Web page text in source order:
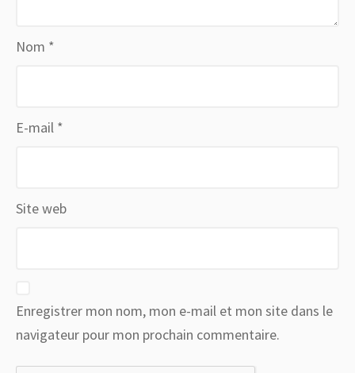
Nom *
E-mail *
Site web
Enregistrer mon nom, mon e-mail et mon site dans le
navigateur pour mon prochain commentaire.